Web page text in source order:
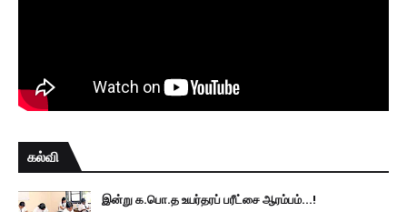
கல்வி
இன்று க.பொ.த உயர்தரப் பரீட்சை ஆரம்பம்...!